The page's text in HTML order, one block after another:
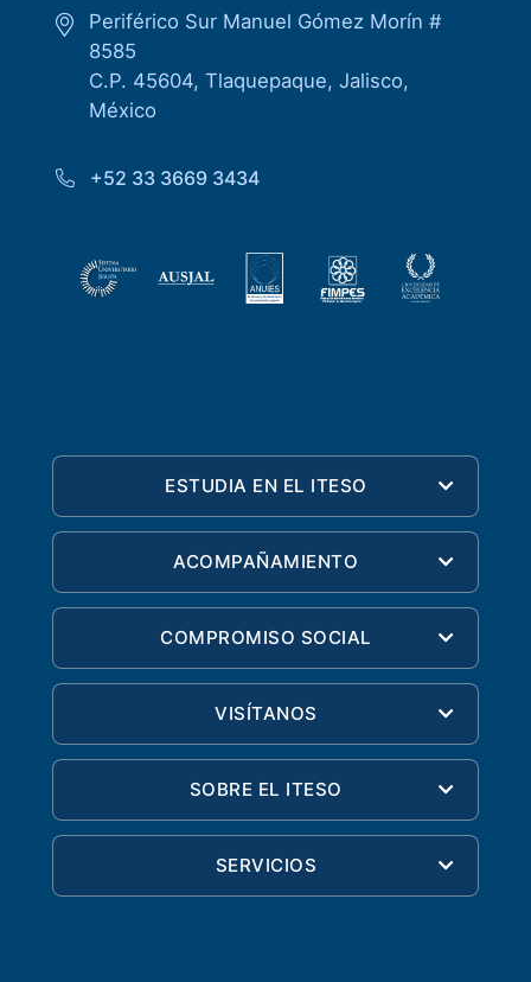
Periférico Sur Manuel Gómez Morín #
8585
C.P. 45604, Tlaquepaque, Jalisco,
México
+52 33 3669 3434
ESTUDIA EN EL ITESO
ACOMPAÑAMIENTO
COMPROMISO SOCIAL
VISÍTANOS
SOBRE EL ITESO
SERVICIOS